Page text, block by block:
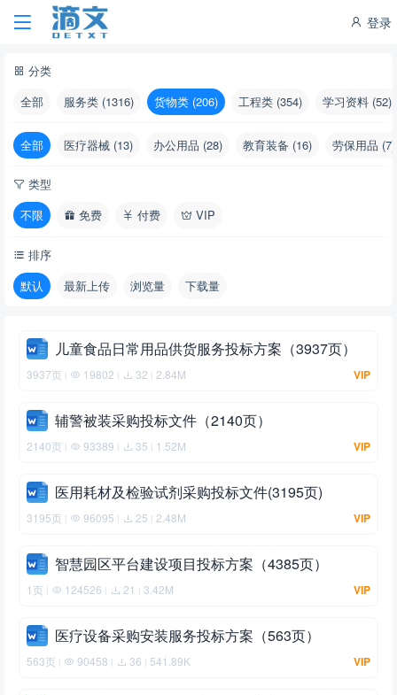
登录
分类
全部
服务类 (1316) 货物类 (206) 工程类 (354) 学习资料 (52)
全部 医疗器械 (13) 办公用品 (28) 教育装备 (16) 劳保用品 (7)
类型
不限
免费 付费 VIP
排序
默认
最新上传 浏览量 下载量
儿童食品日常用品供货服务投标方案（3937页）
3937页 | 19802 | 32 | 2.84M VIP
辅警被装采购投标文件（2140页）
2140页 | 93389 | 35 | 1.52M VIP
医用耗材及检验试剂采购投标文件(3195页)
3195页 | 96095 | 25 | 2.48M VIP
智慧园区平台建设项目投标方案（4385页）
1页 | 124526 | 21 | 3.42M VIP
医疗设备采购安装服务投标方案（563页）
563页 | 90458 | 36 | 541.89K VIP